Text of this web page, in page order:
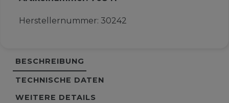
Herstellernummer: 30242
BESCHREIBUNG
TECHNISCHE DATEN
WEITERE DETAILS